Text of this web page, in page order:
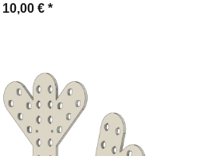
10,00 € *